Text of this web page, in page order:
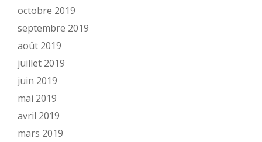
octobre 2019
septembre 2019
août 2019
juillet 2019
juin 2019
mai 2019
avril 2019
mars 2019